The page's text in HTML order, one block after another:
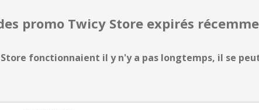
promo Twicy Store expirés
fonctionnaient il y n'y a pas longtemps, il se